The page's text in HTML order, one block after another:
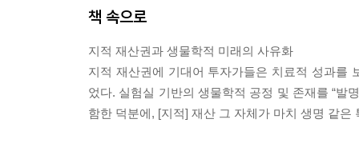
생식을 판매하기 : 가족 계약에서 배아 선물 시장까
생성의 재발명 258
상품화 또는 금융화? 263
전 지구적 난자 시장 266
책 속으로
지적 재산권과 생물학적 미래의 사유화
지적 재산권에 기대어 투자가들은 치료적 성과를
었다. 실험실 기반의 생물학적 공정 및 존재를 “발
함한 덕분에, [지적] 재산 그 자체가 마치 생명 같